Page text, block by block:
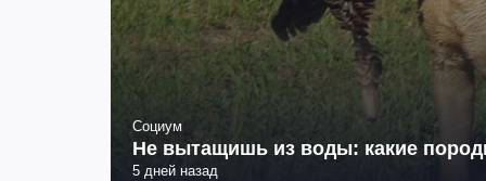
Социум
Не вытащишь из воды: какие
5 дней назад